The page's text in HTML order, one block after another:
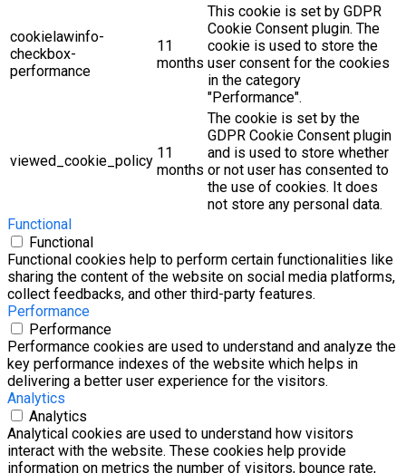
cookielawinfo-
checkbox-
performance
11
months
This cookie is set by GDPR
Cookie Consent plugin. The
cookie is used to store the
user consent for the cookies
in the category
"Performance".
viewed_cookie_policy 11
months
The cookie is set by the
GDPR Cookie Consent plugin
and is used to store whether
or not user has consented to
the use of cookies. It does
not store any personal data.
Functional
Functional
Functional cookies help to perform certain functionalities like
sharing the content of the website on social media platforms,
collect feedbacks, and other third-party features.
Performance
Performance
Performance cookies are used to understand and analyze the
key performance indexes of the website which helps in
delivering a better user experience for the visitors.
Analytics
Analytics
Analytical cookies are used to understand how visitors
interact with the website. These cookies help provide
information on metrics the number of visitors, bounce rate,